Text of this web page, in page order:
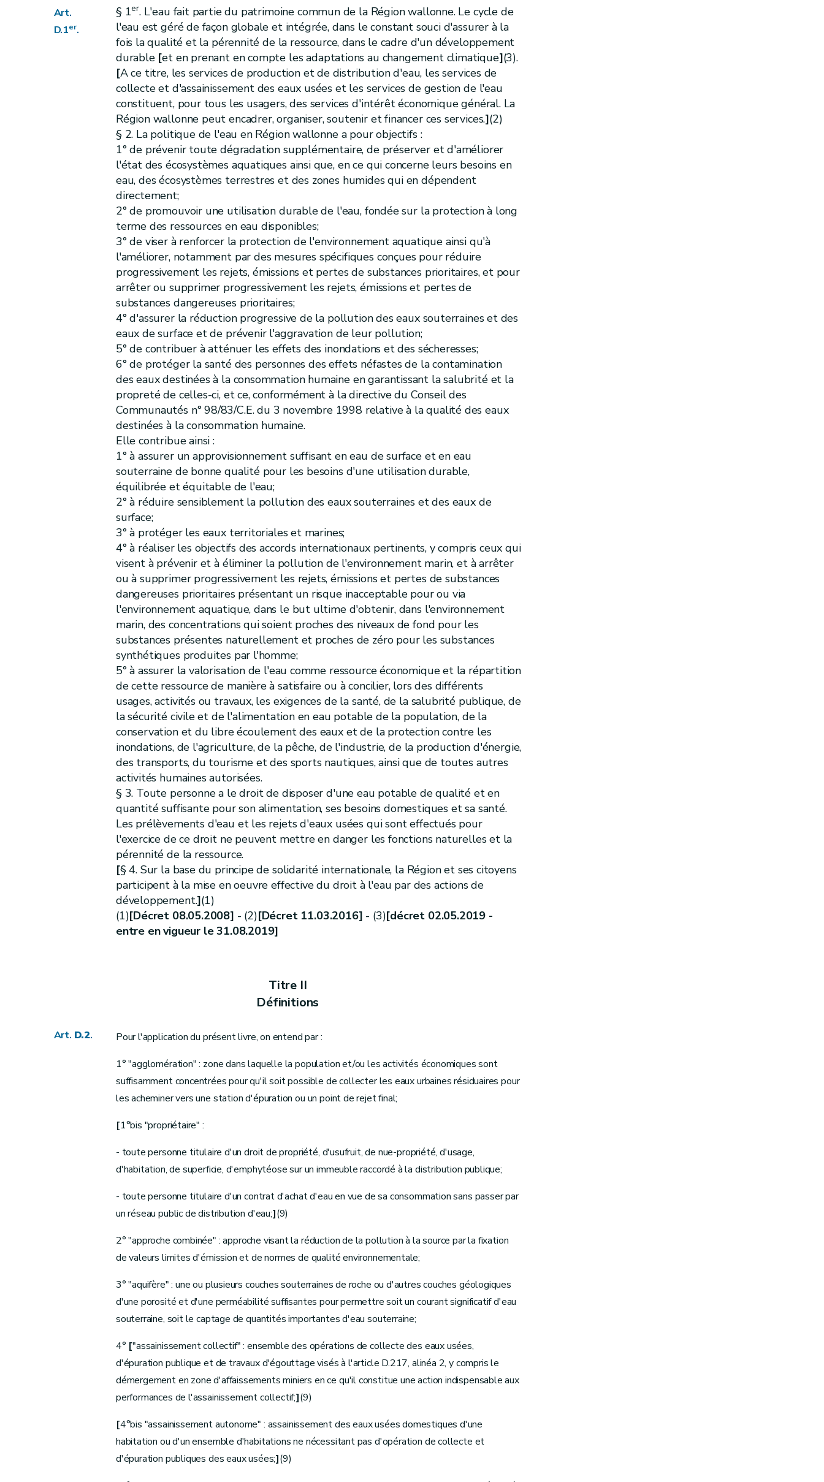
ChapitreII
Constitution des districts hydrographiques internationaux
D.10
ChapitreIII
Autorité compétente
Art.D.11
Chapitre IV Coordination internationale
Art.D.12
D.13
D.14
D.15
Etat descriptif du bassin hydrographique
ChapitreI
Caractéristiques du bassin hydrographique wallon, description des effets de l'activité humaine sur l'environnement et analyse économique de l'utilisation de l'eau
Art.D.16
D.17
[D.17-1
[D.17-2
D.18
Chapitre II
Programmes de surveillance et mesures d'urgence
Art.D.19
Art.D.20
Art.D.21
Objectifs environnementaux
D.22
Action de coordination
ChapitreIer
Programme de mesures
D.23
ChapitreII Plan de gestion
Section1
Principes
Art.D.24
Art.D.25
Section2 Procédure d'élaboration
Art.D.26
Art. D.27
Art.
D.28
Art.D.29
Art.D.30
Art.D.31
ChapitreIII Contrat de rivière
Art.D.32
Cours d'eau
Chapitre Ier
Généralités
Section[1re]
Définition [Décret 04.10.2018]
Art.
D.33
Section[2] Objectifs [Décret 04.10.2018]
Art.[D. 33/1
Art.[D. 33/2
Section[3] Action de coordination [Décret 04.10.2018]
Art.[D. 33/3
Art.[D. 33/4
Art.[D. 33/5
Art.[D. 33/6
Section 4]
Libre circulation des poissons [Décret 04.10.2018]
Art.[D. 33/7
Art.[D. 33/8
Art.[D. 33/9
Art.[D. 33/10
Détermination des cours d'eau non navigables
Art.D.35
Art.
[D. 35/2
Section[1/1]
Atlas des cours d'eau non navigables [Décret 04.10.2018]
Art.D.36
Art.[D. 36/1
Section2 Travaux d'entretien et de petite réparation
Art.D.37
Art.D.38
Art.D.39
Art.D.40
Art.D.41
Art. [D. 41/1
Art. D.42-1
Art.D.43
Art.D.44
Art.[D.44/1
Art. [D.45/1
Art.D.46
Art.D.47
Art.
D.1er.
§ 1er. L'eau fait partie du patrimoine commun de la Région wallonne. Le cycle de
l'eau est géré de façon globale et intégrée, dans le constant souci d'assurer à la
fois la qualité et la pérennité de la ressource, dans le cadre d'un développement
durable [et en prenant en compte les adaptations au changement climatique](3).
[A ce titre, les services de production et de distribution d'eau, les services de
collecte et d'assainissement des eaux usées et les services de gestion de l'eau
constituent, pour tous les usagers, des services d'intérêt économique général. La
Région wallonne peut encadrer, organiser, soutenir et financer ces services.](2)
§ 2. La politique de l'eau en Région wallonne a pour objectifs :
1° de prévenir toute dégradation supplémentaire, de préserver et d'améliorer
l'état des écosystèmes aquatiques ainsi que, en ce qui concerne leurs besoins en
eau, des écosystèmes terrestres et des zones humides qui en dépendent
directement;
2° de promouvoir une utilisation durable de l'eau, fondée sur la protection à long
terme des ressources en eau disponibles;
3° de viser à renforcer la protection de l'environnement aquatique ainsi qu'à
l'améliorer, notamment par des mesures spécifiques conçues pour réduire
progressivement les rejets, émissions et pertes de substances prioritaires, et pour
arrêter ou supprimer progressivement les rejets, émissions et pertes de
substances dangereuses prioritaires;
4° d'assurer la réduction progressive de la pollution des eaux souterraines et des
eaux de surface et de prévenir l'aggravation de leur pollution;
5° de contribuer à atténuer les effets des inondations et des sécheresses;
6° de protéger la santé des personnes des effets néfastes de la contamination
des eaux destinées à la consommation humaine en garantissant la salubrité et la
propreté de celles-ci, et ce, conformément à la directive du Conseil des
Communautés n° 98/83/C.E. du 3 novembre 1998 relative à la qualité des eaux
destinées à la consommation humaine.
Elle contribue ainsi :
1° à assurer un approvisionnement suffisant en eau de surface et en eau
souterraine de bonne qualité pour les besoins d'une utilisation durable,
équilibrée et équitable de l'eau;
2° à réduire sensiblement la pollution des eaux souterraines et des eaux de
surface;
3° à protéger les eaux territoriales et marines;
4° à réaliser les objectifs des accords internationaux pertinents, y compris ceux qui
visent à prévenir et à éliminer la pollution de l'environnement marin, et à arrêter
ou à supprimer progressivement les rejets, émissions et pertes de substances
dangereuses prioritaires présentant un risque inacceptable pour ou via
l'environnement aquatique, dans le but ultime d'obtenir, dans l'environnement
marin, des concentrations qui soient proches des niveaux de fond pour les
substances présentes naturellement et proches de zéro pour les substances
synthétiques produites par l'homme;
5° à assurer la valorisation de l'eau comme ressource économique et la répartition
de cette ressource de manière à satisfaire ou à concilier, lors des différents
usages, activités ou travaux, les exigences de la santé, de la salubrité publique, de
la sécurité civile et de l'alimentation en eau potable de la population, de la
conservation et du libre écoulement des eaux et de la protection contre les
inondations, de l'agriculture, de la pêche, de l'industrie, de la production d'énergie,
des transports, du tourisme et des sports nautiques, ainsi que de toutes autres
activités humaines autorisées.
§ 3. Toute personne a le droit de disposer d'une eau potable de qualité et en
quantité suffisante pour son alimentation, ses besoins domestiques et sa santé.
Les prélèvements d'eau et les rejets d'eaux usées qui sont effectués pour
l'exercice de ce droit ne peuvent mettre en danger les fonctions naturelles et la
pérennité de la ressource.
[§ 4. Sur la base du principe de solidarité internationale, la Région et ses citoyens
participent à la mise en oeuvre effective du droit à l'eau par des actions de
développement.](1)
(1)[Décret 08.05.2008] - (2)[Décret 11.03.2016] - (3)[décret 02.05.2019 -
entre en vigueur le 31.08.2019]
Titre II
Définitions
Art. D.2.
Pour l'application du présent livre, on entend par :
1° "agglomération" : zone dans laquelle la population et/ou les activités économiques sont
suffisamment concentrées pour qu'il soit possible de collecter les eaux urbaines résiduaires pour
les acheminer vers une station d'épuration ou un point de rejet final;
[1°bis "propriétaire" :
- toute personne titulaire d'un droit de propriété, d'usufruit, de nue-propriété, d'usage,
d'habitation, de superficie, d'emphytéose sur un immeuble raccordé à la distribution publique;
- toute personne titulaire d'un contrat d'achat d'eau en vue de sa consommation sans passer par
un réseau public de distribution d'eau;](9)
2° "approche combinée" : approche visant la réduction de la pollution à la source par la fixation
de valeurs limites d'émission et de normes de qualité environnementale;
3° "aquifère" : une ou plusieurs couches souterraines de roche ou d'autres couches géologiques
d'une porosité et d'une perméabilité suffisantes pour permettre soit un courant significatif d'eau
souterraine, soit le captage de quantités importantes d'eau souterraine;
4° ["assainissement collectif" : ensemble des opérations de collecte des eaux usées,
d'épuration publique et de travaux d'égouttage visés à l'article D.217, alinéa 2, y compris le
démergement en zone d'affaissements miniers en ce qu'il constitue une action indispensable aux
performances de l'assainissement collectif;](9)
[4°bis "assainissement autonome" : assainissement des eaux usées domestiques d'une
habitation ou d'un ensemble d'habitations ne nécessitant pas d'opération de collecte et
d'épuration publiques des eaux usées;](9)